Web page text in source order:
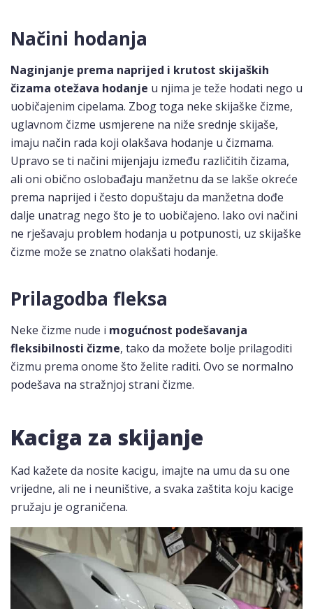
Načini hodanja
Naginjanje prema naprijed i krutost skijaških
čizama otežava hodanje u njima je teže hodati nego u
uobičajenim cipelama. Zbog toga neke skijaške čizme,
uglavnom čizme usmjerene na niže srednje skijaše,
imaju način rada koji olakšava hodanje u čizmama.
Upravo se ti načini mijenjaju između različitih čizama,
ali oni obično oslobađaju manžetnu da se lakše okreće
prema naprijed i često dopuštaju da manžetna dođe
dalje unatrag nego što je to uobičajeno. Iako ovi načini
ne rješavaju problem hodanja u potpunosti, uz skijaške
čizme može se znatno olakšati hodanje.
Prilagodba fleksa
Neke čizme nude i mogućnost podešavanja
fleksibilnosti čizme, tako da možete bolje prilagoditi
čizmu prema onome što želite raditi. Ovo se normalno
podešava na stražnjoj strani čizme.
Kaciga za skijanje
Kad kažete da nosite kacigu, imajte na umu da su one
vrijedne, ali ne i neuništive, a svaka zaštita koju kacige
pružaju je ograničena.